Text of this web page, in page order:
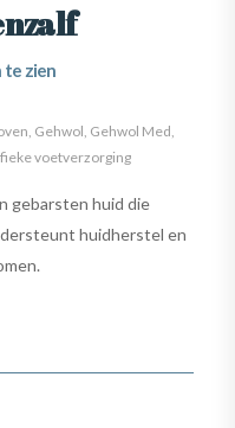
te zien
Gehwol Gehwol Med
voetverzorging
gebarsten huid die
huidherstel en